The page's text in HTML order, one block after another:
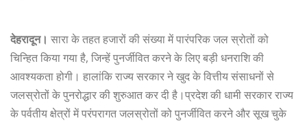
देहरादून। सारा के तहत हजारों की संख्या में पारंपरिक जल स्रोतों को
चिन्हित किया गया है, जिन्हें पुनर्जीवित करने के लिए बड़ी धनराशि की
आवश्यकता होगी। हालांकि राज्य सरकार ने खुद के वित्तीय संसाधनों से
जलस्रोतों के पुनरोद्धार की शुरुआत कर दी है।प्रदेश की धामी सरकार राज्य
के पर्वतीय क्षेत्रों में परंपरागत जलस्रोतों को पुनर्जीवित करने और सूख चुके